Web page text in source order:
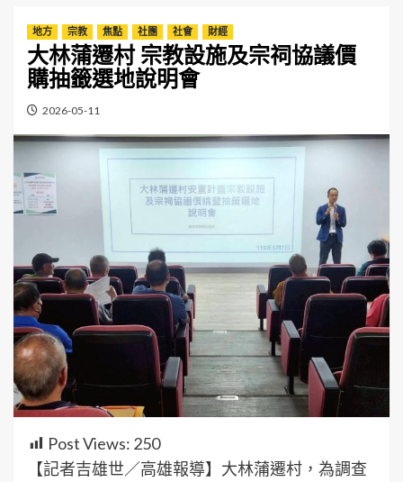
地方 宗教 焦點 社團 社會 財經
大林蒲遷村 宗教設施及宗祠協議價
購抽籤選地說明會
2026-05-11
Post Views: 250
【記者吉雄世／高雄報導】大林蒲遷村，為調查